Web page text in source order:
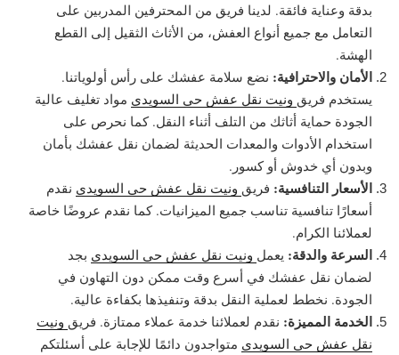
بدقة وعناية فائقة. لدينا فريق من المحترفين المدربين على
التعامل مع جميع أنواع العفش، من الأثاث الثقيل إلى القطع
الهشة.
الأمان والاحترافية: نضع سلامة عفشك على رأس أولوياتنا.
يستخدم فريق ونيت نقل عفش حي السويدي مواد تغليف عالية
الجودة حماية أثاثك من التلف أثناء النقل. كما نحرص على
استخدام الأدوات والمعدات الحديثة لضمان نقل عفشك بأمان
وبدون أي خدوش أو كسور.
الأسعار التنافسية: فريق ونيت نقل عفش حي السويدي نقدم
أسعارًا تنافسية تناسب جميع الميزانيات. كما نقدم عروضًا خاصة
لعملائنا الكرام.
السرعة والدقة: يعمل ونيت نقل عفش حي السويدي بجد
لضمان نقل عفشك في أسرع وقت ممكن دون التهاون في
الجودة. نخطط لعملية النقل بدقة وتنفيذها بكفاءة عالية.
الخدمة المميزة: نقدم لعملائنا خدمة عملاء ممتازة. فريق ونيت
نقل عفش حي السويدي متواجدون دائمًا للإجابة على أسئلتكم